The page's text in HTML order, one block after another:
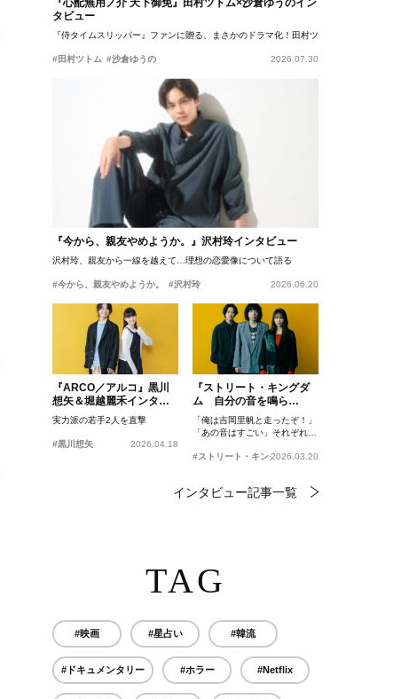
『心配無用ノ介 天下御免』田村ツトム×沙倉ゆうのイン
タビュー
『侍タイムスリッパー』ファンに贈る、まさかのドラマ化！田村ツトム×沙倉ゆうのが語
#田村ツトム #沙倉ゆうの 2026.07.30
『今から、親友やめようか。』沢村玲インタビュー
沢村玲、親友から一線を越えて…理想の恋愛像について語る
#今から、親友やめようか。 #沢村玲 2026.06.20
『ARCO／アルコ』黒川
想矢＆堀越麗禾インタビ
ュー
実力派の若手2人を直撃
#黒川想矢 2026.04.18
『ストリート・キングダ
ム 自分の音を鳴ら
せ。』峯田和伸、若葉竜
也、吉岡里帆インタビュ
ー
「俺は吉岡里帆と走ったぞ！」
「あの音はすごい」それぞれの
#ストリート・キングダム 自分の音を鳴らせ。
2026.03.20
インタビュー記事一覧
TAG
#映画 #星占い #韓流
#ドキュメンタリー #ホラー #Netflix